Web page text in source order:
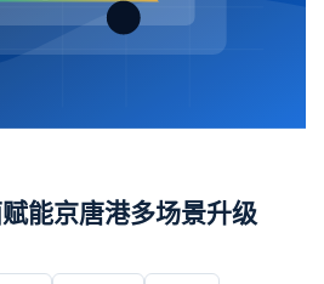
能京唐港多场景升级